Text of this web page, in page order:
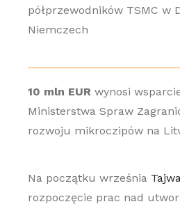
półprzewodników TSMC w
Niemczech
10 mln EURwynosi
Ministerstwa Spraw
rozwoju mikroczipów na
Na początku września
rozpoczęcie prac nad